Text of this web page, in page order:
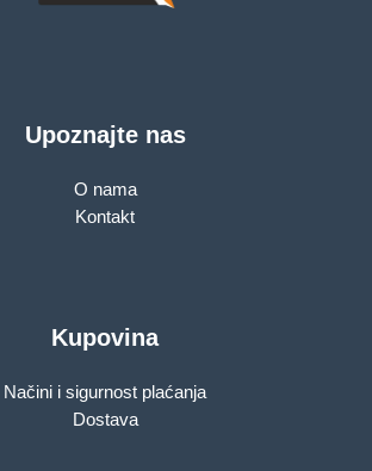
Upoznajte nas
O nama
Kontakt
Kupovina
Načini i sigurnost plaćanja
Dostava